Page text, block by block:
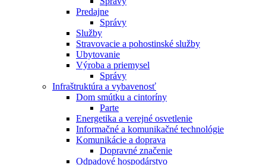
Predajne
Správy
Služby
Stravovacie a pohostinské služby
Ubytovanie
Výroba a priemysel
Správy
Infraštruktúra a vybavenosť
Dom smútku a cintoríny
Parte
Energetika a verejné osvetlenie
Informačné a komunikačné technológie
Komunikácie a doprava
Dopravné značenie
Odpadové hospodárstvo